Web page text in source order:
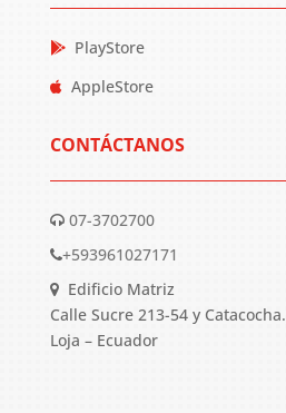
PlayStore
AppleStore
CONTÁCTANOS
07-3702700
+593961027171
Edificio Matriz
Calle Sucre 213-54 y Catacocha.
Loja – Ecuador